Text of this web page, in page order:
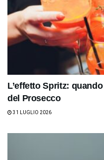
L’effetto Spritz:
del Prosecco
31 LUGLIO 2026